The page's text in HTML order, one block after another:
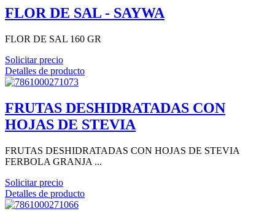
FLOR DE SAL - SAYWA
FLOR DE SAL 160 GR
Solicitar precio
Detalles de producto
FRUTAS DESHIDRATADAS CON
HOJAS DE STEVIA
FRUTAS DESHIDRATADAS CON HOJAS DE STEVIA
FERBOLA GRANJA ...
Solicitar precio
Detalles de producto